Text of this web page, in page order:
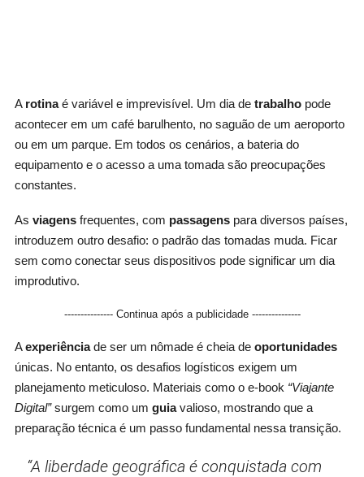
A rotinaé variável e imprevisível. Um dia de trabalhopode
acontecer em um café barulhento, no saguão de um aeroporto
ou em um parque. Em todos os cenários, a bateria do
equipamento e o acesso a uma tomada são preocupações
constantes.
As viagensfrequentes, com passagenspara diversos países,
introduzem outro desafio: o padrão das tomadas muda. Ficar
sem como conectar seus dispositivos pode significar um dia
improdutivo.
--------------- Continua após a publicidade ---------------
Aexperiênciade ser um nômade é cheia de oportunidades
únicas. No entanto, os desafios logísticos exigem um
planejamento meticuloso. Materiais como o e-book “Viajante
Digital”surgem como um guiavalioso, mostrando que a
preparação técnica é um passo fundamental nessa transição.
“A liberdade geográfica é conquistada com